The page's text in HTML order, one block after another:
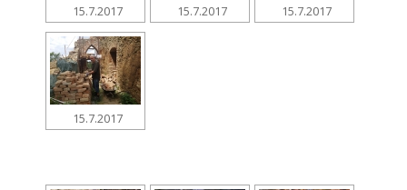
15.7.2017 15.7.2017 15.7.2017
15.7.2017